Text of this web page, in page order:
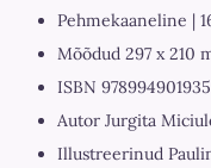
Pehmekaaneline |
Mõõdud 297 x 210
ISBN
Autor Jurgita
Illustreerinud